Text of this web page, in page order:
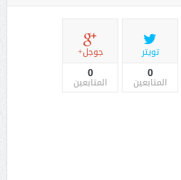
تويتر
0
المتابعين
جوجل+
0
المتابعين